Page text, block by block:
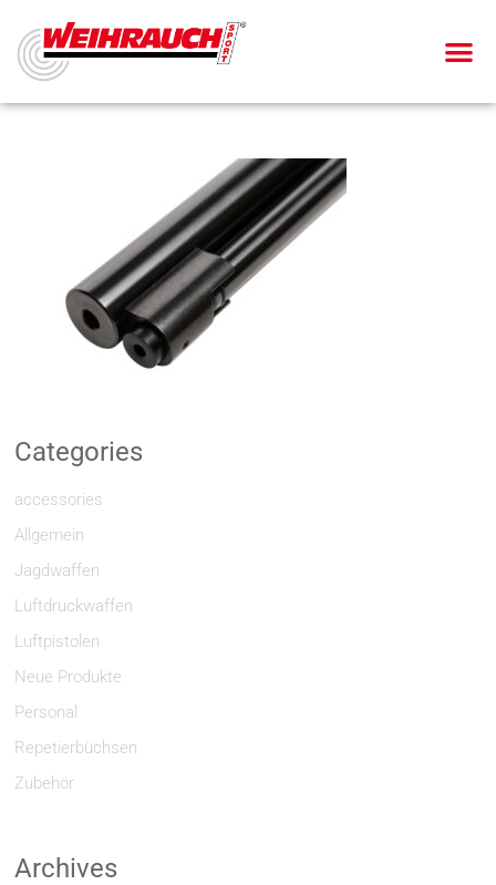
Categories
accessories
Allgemein
Jagdwaffen
Luftdruckwaffen
Luftpistolen
Neue Produkte
Personal
Repetierbüchsen
Zubehör
Archives